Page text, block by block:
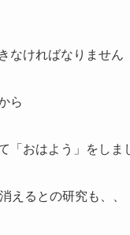
なければなりません
ら
「おはよう」をしま
えるとの研究も、、